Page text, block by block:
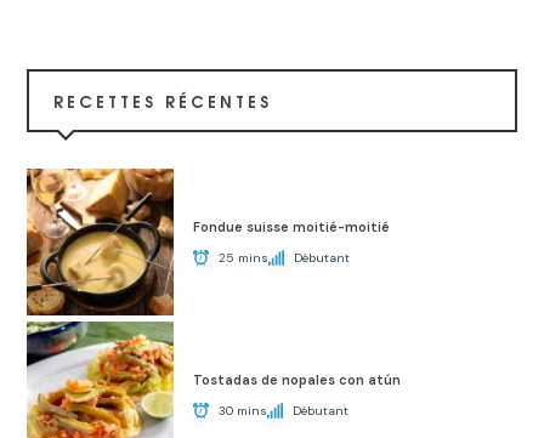
RECETTES RÉCENTES
Fondue suisse moitié-moitié
25 mins Débutant
Tostadas de nopales con atún
30 mins Débutant